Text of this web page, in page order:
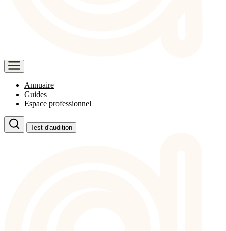
Annuaire
Guides
Espace professionnel
Test d'audition